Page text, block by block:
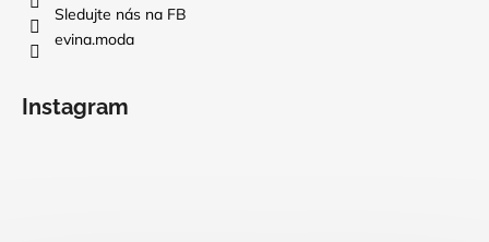
Sledujte nás na FB
evina.moda
Instagram